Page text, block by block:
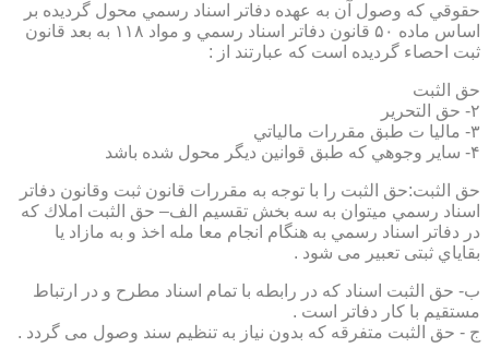
حقوقي كه وصول آن به عهده دفاتر اسناد رسمي محول گرديده بر
اساس ماده ۵۰ قانون دفاتر اسناد رسمي و مواد ۱۱۸ به بعد قانون
ثبت احصاء گرديده است كه عبارتند از :
حق الثبت
۲- حق التحرير
۳- ماليا ت طبق مقررات مالياتي
۴- ساير وجوهي كه طبق قوانين ديگر محول شده باشد
حق الثبت:حق الثبت را با توجه به مقررات قانون ثبت وقانون دفاتر
اسناد رسمي ميتوان به سه بخش تقسيم الف– حق الثبت املاك كه
در دفاتر اسناد رسمي به هنگام انجام معا مله اخذ و به مازاد يا
بقاياي ثبتی تعبیر می شود .
ب- حق الثبت اسناد كه در رابطه با تمام اسناد مطرح و در ارتباط
مستقيم با كار دفاتر است .
ج - حق الثبت متفرقه كه بدون نياز به تنظیم سند وصول می گردد .